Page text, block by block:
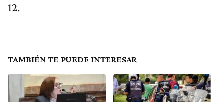
12.
TAMBIÉN TE PUEDE INTERESAR